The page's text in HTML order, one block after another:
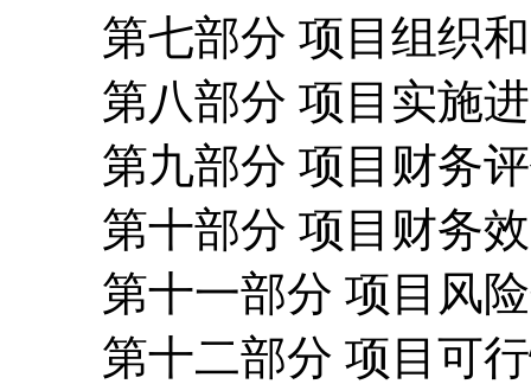
第七部分 项目组织和
第八部分 项目实施进
第九部分 项目财务评
第十部分 项目财务效
第十一部分 项目风险
第十二部分 项目可行